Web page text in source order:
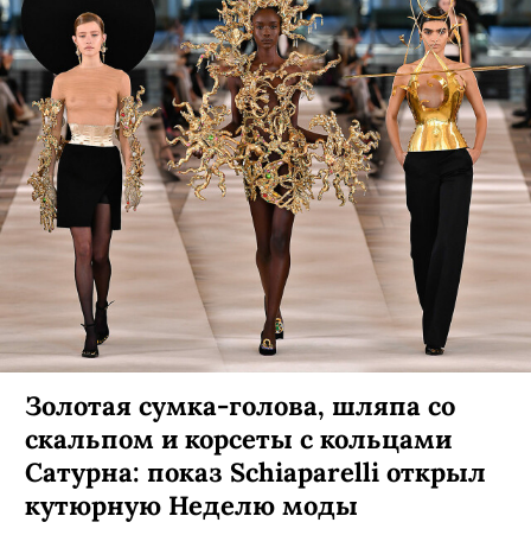
Золотая сумка-голова, шляпа со
скальпом и корсеты с кольцами
Сатурна: показ Schiaparelli открыл
кутюрную Неделю моды